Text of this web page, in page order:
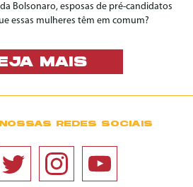
Bolsonaro, esposas de pré-candidatos
essas mulheres têm em comum?
MAIS
REDES SOCIAIS